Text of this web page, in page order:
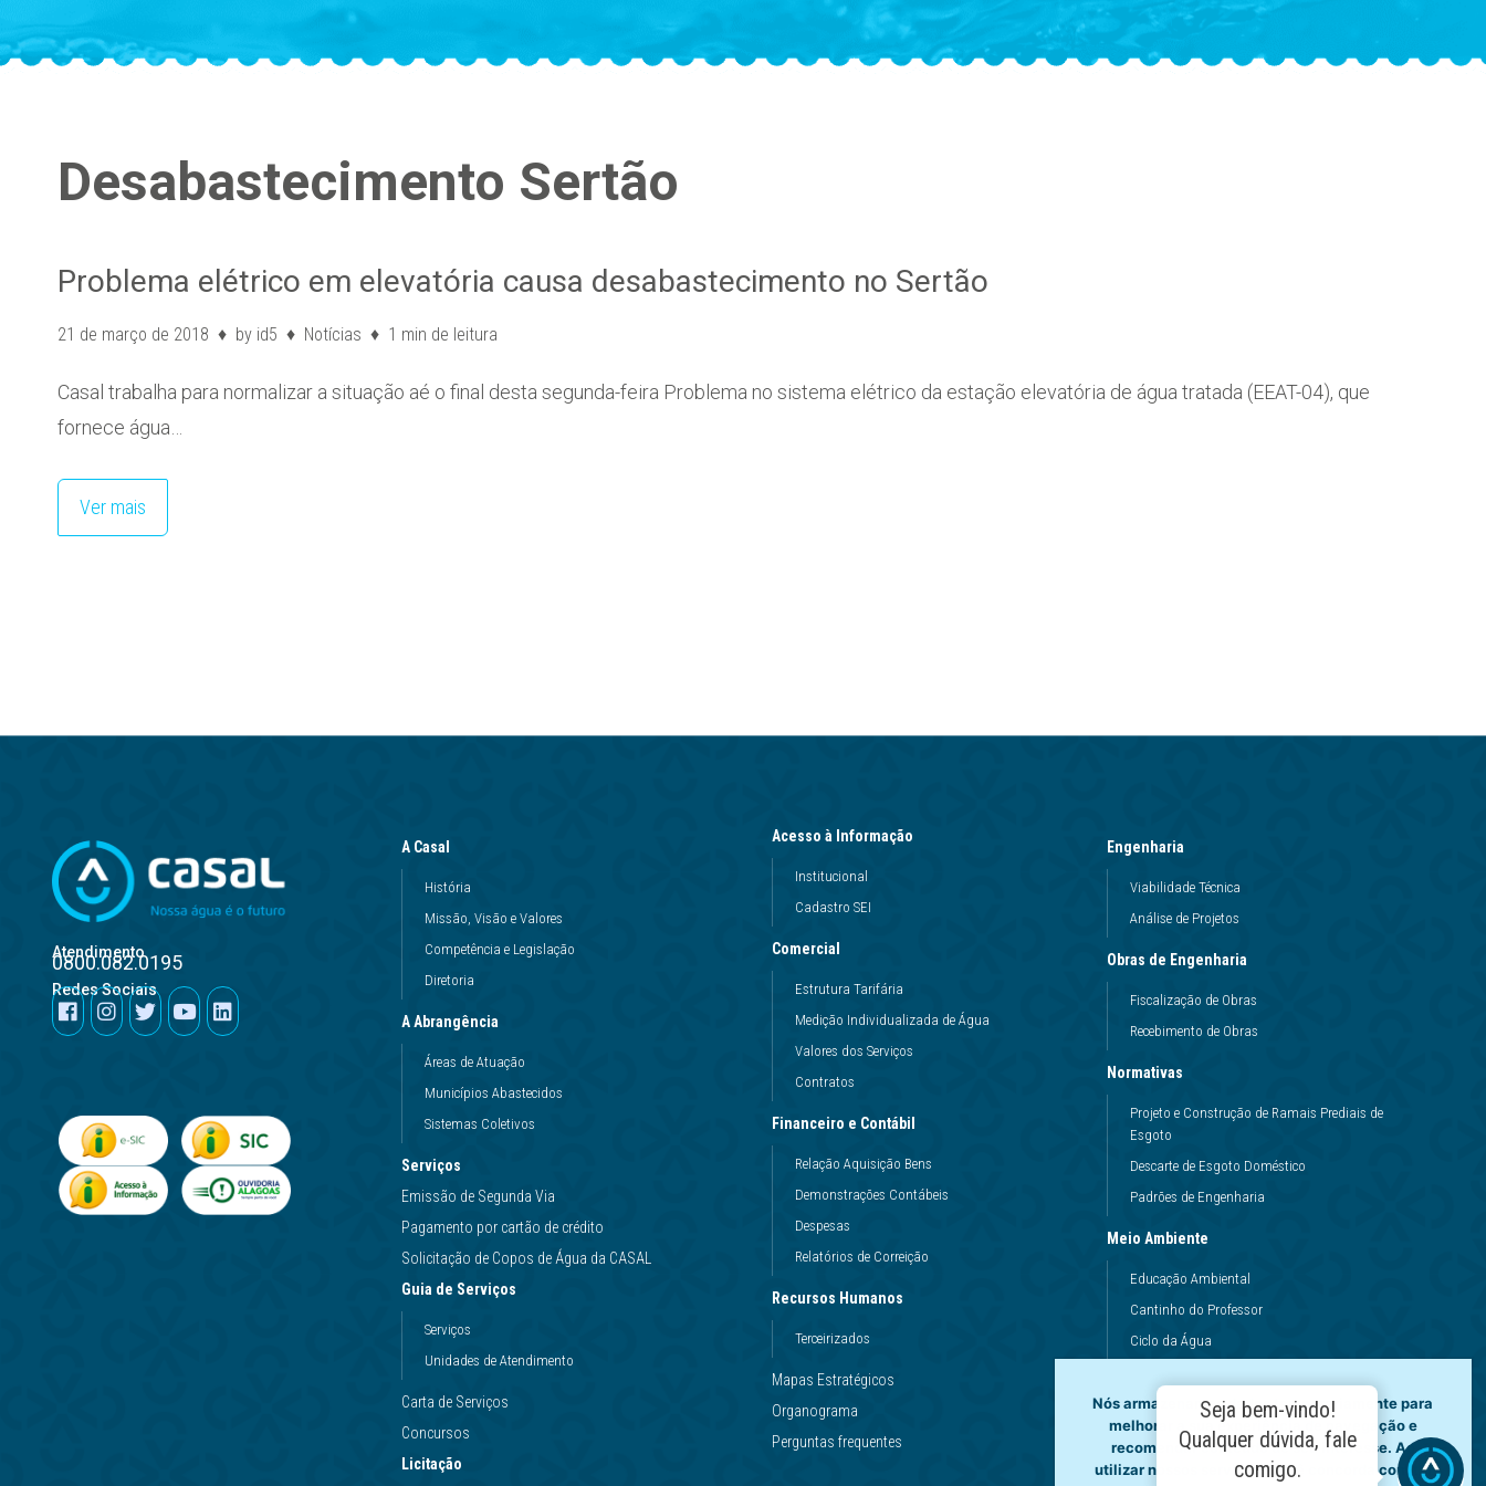
Desabastecimento Sertão
Problema elétrico em elevatória causa desabastecimento no Sertão
21 de março de 2018 by id5 Notícias 1 min de leitura
Casal trabalha para normalizar a situação aé o final desta segunda-feira Problema no sistema elétrico da estação elevatória de água tratada (EEAT-04), que
fornece água…
Ver mais
Atendimento
0800.082.0195
Redes Sociais
A Casal
História
Missão, Visão e Valores
Competência e Legislação
Diretoria
A Abrangência
Áreas de Atuação
Municípios Abastecidos
Sistemas Coletivos
Serviços
Emissão de Segunda Via
Pagamento por cartão de crédito
Solicitação de Copos de Água da CASAL
Guia de Serviços
Serviços
Unidades de Atendimento
Carta de Serviços
Concursos
Licitação
Acesso à Informação
Institucional
Cadastro SEI
Comercial
Estrutura Tarifária
Medição Individualizada de Água
Valores dos Serviços
Contratos
Financeiro e Contábil
Relação Aquisição Bens
Demonstrações Contábeis
Despesas
Relatórios de Correição
Recursos Humanos
Terceirizados
Mapas Estratégicos
Organograma
Perguntas frequentes
Engenharia
Viabilidade Técnica
Análise de Projetos
Obras de Engenharia
Fiscalização de Obras
Recebimento de Obras
Normativas
Projeto e Construção de Ramais Prediais de
Esgoto
Descarte de Esgoto Doméstico
Padrões de Engenharia
Meio Ambiente
Educação Ambiental
Cantinho do Professor
Ciclo da Água
Dinâmicas da Escola
Princípios de Higiene
Utilização da Água
Nós armazenamos dados temporariamente para
melhorar a sua experiência de navegação e
recomendar conteúdo de seu interesse. Ao
utilizar nossos serviços, você concorda com tal
Seja bem-vindo!
Qualquer dúvida, fale
comigo.